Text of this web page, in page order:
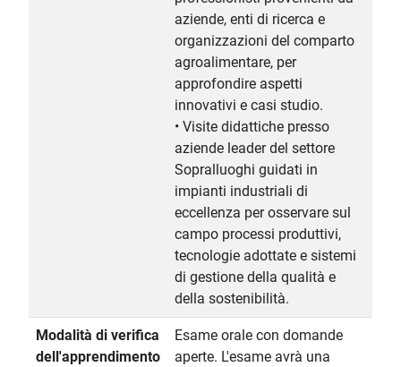
aziende, enti di ricerca e
organizzazioni del comparto
agroalimentare, per
approfondire aspetti
innovativi e casi studio.
• Visite didattiche presso
aziende leader del settore
Sopralluoghi guidati in
impianti industriali di
eccellenza per osservare sul
campo processi produttivi,
tecnologie adottate e sistemi
di gestione della qualità e
della sostenibilità.
Modalità di verifica
dell'apprendimento
Esame orale con domande
aperte. L'esame avrà una